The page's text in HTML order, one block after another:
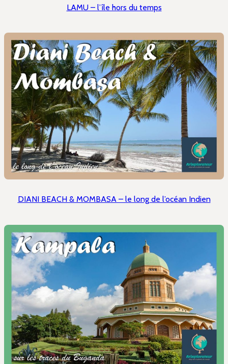
LAMU – l’île hors du temps
DIANI BEACH & MOMBASA – le long de l’océan Indien